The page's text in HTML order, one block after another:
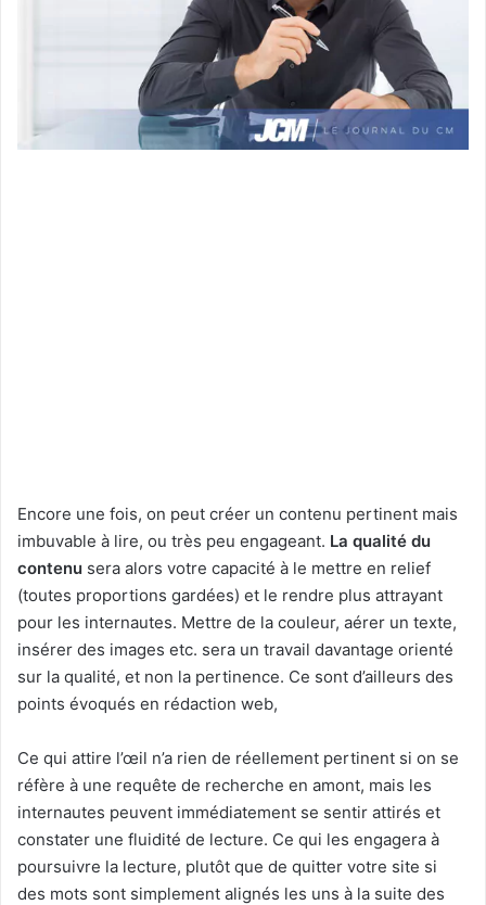
Encore une fois, on peut créer un contenu pertinent mais
imbuvable à lire, ou très peu engageant. La qualité du
contenu sera alors votre capacité à le mettre en relief
(toutes proportions gardées) et le rendre plus attrayant
pour les internautes. Mettre de la couleur, aérer un texte,
insérer des images etc. sera un travail davantage orienté
sur la qualité, et non la pertinence. Ce sont d’ailleurs des
points évoqués en rédaction web,
Ce qui attire l’œil n’a rien de réellement pertinent si on se
réfère à une requête de recherche en amont, mais les
internautes peuvent immédiatement se sentir attirés et
constater une fluidité de lecture. Ce qui les engagera à
poursuivre la lecture, plutôt que de quitter votre site si
des mots sont simplement alignés les uns à la suite des